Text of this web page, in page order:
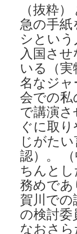
（抜粋
急の手
シとい
入国さ
いる（
名なジ
会での
で講演
ぐに取
じがた
認）。
ちんと
務めであ
賀川で
の検討
なおさ